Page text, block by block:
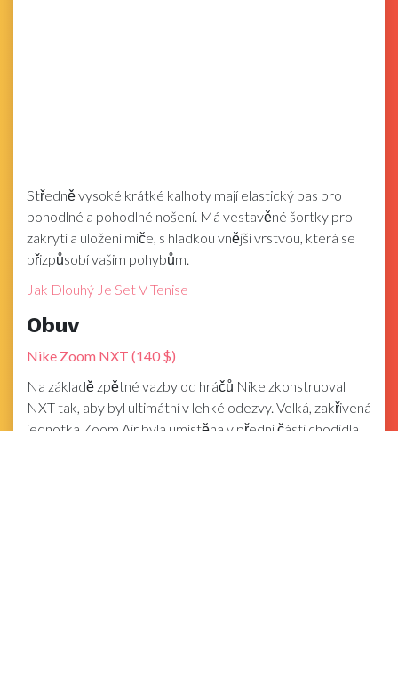
Středně vysoké krátké kalhoty mají elastický pas pro
pohodlné a pohodlné nošení. Má vestavěné šortky pro
zakrytí a uložení míče, s hladkou vnější vrstvou, která se
přizpůsobí vašim pohybům.
Jak Dlouhý Je Set V Tenise
Obuv
Nike Zoom NXT (140 $)
Na základě zpětné vazby od hráčů Nike zkonstruoval
NXT tak, aby byl ultimátní v lehké odezvy. Velká, zakřivená
jednotka Zoom Air byla umístěna v přední části chodidla,